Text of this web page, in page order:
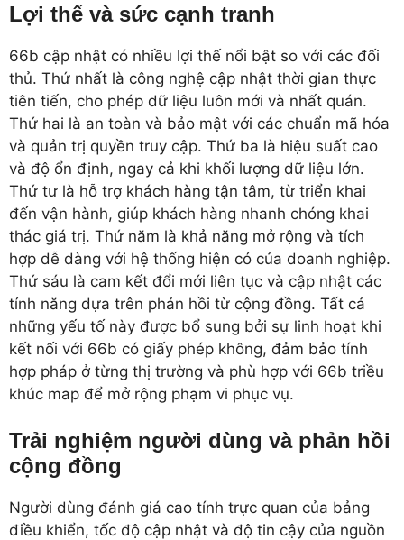
Lợi thế và sức cạnh tranh
66b cập nhật có nhiều lợi thế nổi bật so với các đối
thủ. Thứ nhất là công nghệ cập nhật thời gian thực
tiên tiến, cho phép dữ liệu luôn mới và nhất quán.
Thứ hai là an toàn và bảo mật với các chuẩn mã hóa
và quản trị quyền truy cập. Thứ ba là hiệu suất cao
và độ ổn định, ngay cả khi khối lượng dữ liệu lớn.
Thứ tư là hỗ trợ khách hàng tận tâm, từ triển khai
đến vận hành, giúp khách hàng nhanh chóng khai
thác giá trị. Thứ năm là khả năng mở rộng và tích
hợp dễ dàng với hệ thống hiện có của doanh nghiệp.
Thứ sáu là cam kết đổi mới liên tục và cập nhật các
tính năng dựa trên phản hồi từ cộng đồng. Tất cả
những yếu tố này được bổ sung bởi sự linh hoạt khi
kết nối với 66b có giấy phép không, đảm bảo tính
hợp pháp ở từng thị trường và phù hợp với 66b triều
khúc map để mở rộng phạm vi phục vụ.
Trải nghiệm người dùng và phản hồi
cộng đồng
Người dùng đánh giá cao tính trực quan của bảng
điều khiển, tốc độ cập nhật và độ tin cậy của nguồn